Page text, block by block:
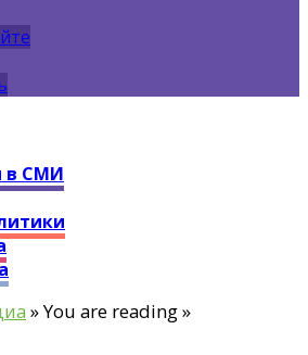
в СМИ
» You are reading »